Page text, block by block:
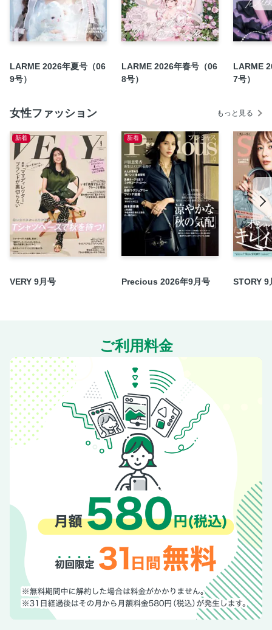
LARME 2026年夏号（06
9号）
LARME 2026年春号（06
8号）
LARME
7号）
女性ファッション もっと見る
新着
VERY 9月号
新着
Precious 2026年9月号 STORY 9
ご利用料金